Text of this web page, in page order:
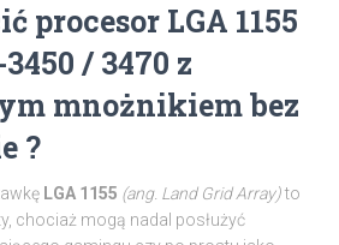
procesor LGA 1155
/ 3470 z
mnożnikiem bez
?
LGA 1155 (ang. Land Grid Array)to
chociaż mogą nadal posłużyć